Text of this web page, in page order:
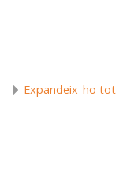
Expandeix-ho tot